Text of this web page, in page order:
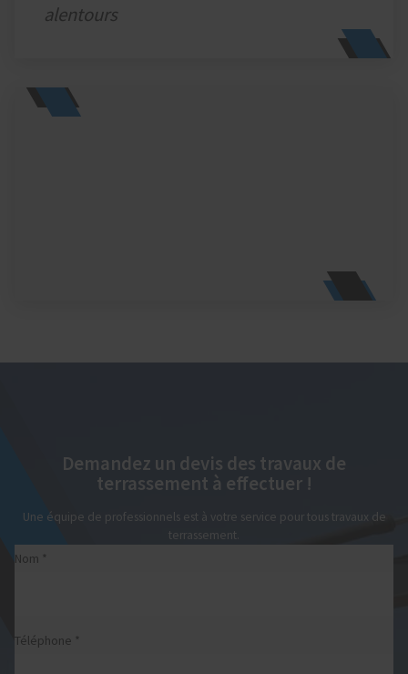
alentours
Demandez un devis des travaux de
terrassement à effectuer !
Une équipe de professionnels est à votre service pour tous travaux de
terrassement.
Nom *
Téléphone *